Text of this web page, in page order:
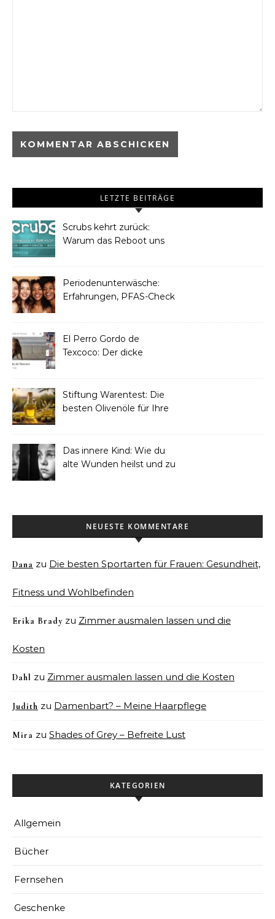
LETZTE BEITRÄGE
Scrubs kehrt zurück:
Warum das Reboot uns
Periodenunterwäsche:
Erfahrungen, PFAS-Check
El Perro Gordo de
Texcoco: Der dicke
Stiftung Warentest: Die
besten Olivenöle für Ihre
Das innere Kind: Wie du
alte Wunden heilst und zu
NEUESTE KOMMENTARE
Dana zu Die besten Sportarten für Frauen: Gesundheit,
Fitness und Wohlbefinden
Erika Brady zu Zimmer ausmalen lassen und die
Kosten
Dahl zu Zimmer ausmalen lassen und die Kosten
Judith zu Damenbart? – Meine Haarpflege
Mira zu Shades of Grey – Befreite Lust
KATEGORIEN
Allgemein
Bücher
Fernsehen
Geschenke